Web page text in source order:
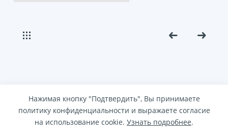
Нажимая кнопку "Подтвердить", Вы принимаете
политику конфиденциальности и выражаете согласие
на использование cookie. Узнать подробнее.